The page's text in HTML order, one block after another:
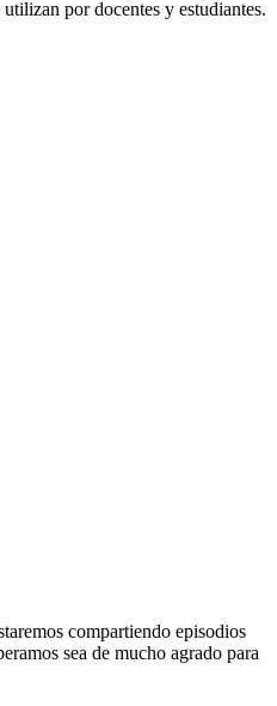
por docentes y estudiantes.
compartiendo episodios
sea de mucho agrado para